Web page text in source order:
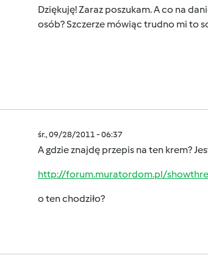
Dziękuję! Zaraz poszukam. A co na
osób? Szczerze mówiąc trudno mi to
śr., 09/28/2011 - 06:37
A gdzie znajdę przepis na ten krem?
http://forum.muratordom.pl/
o ten chodziło?